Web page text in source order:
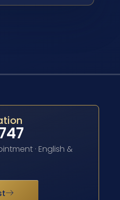
· English &